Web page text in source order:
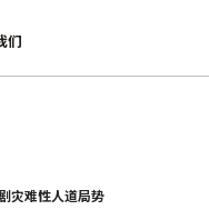
们
灾难性人道局势